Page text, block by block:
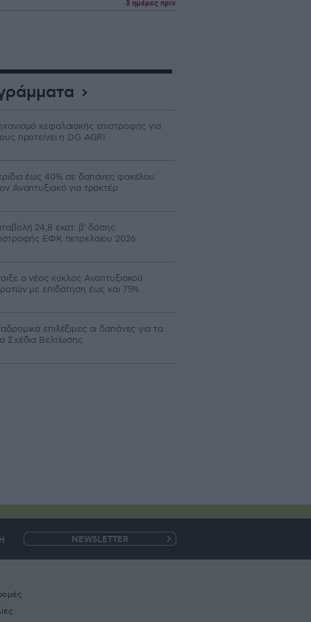
3 ημέρες πριν
κεφαλαιακής επιστροφής για
προτείνει η DG AGRI
έως 40% σε δαπάνες φακέλου
Αναπτυξιακό για τρακτέρ
24,8 εκατ. β’ δόσης
ΕΦΚ πετρελαίου 2026
ο νέος κύκλος Αναπτυξιακού
με επιδότηση έως και 75%
επιλέξιμες οι δαπάνες για τα
Σχέδια Βελτίωσης
mail